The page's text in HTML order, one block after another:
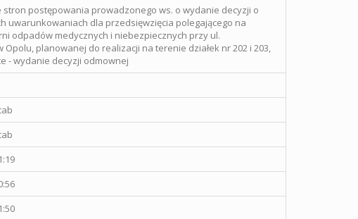
stron postępowania prowadzonego ws. o wydanie decyzji o
uwarunkowaniach dla przedsięwzięcia polegającego na
odpadów medycznych i niebezpiecznych przy ul.
Opolu, planowanej do realizacji na terenie działek nr 202 i 203,
- wydanie decyzji odmownej